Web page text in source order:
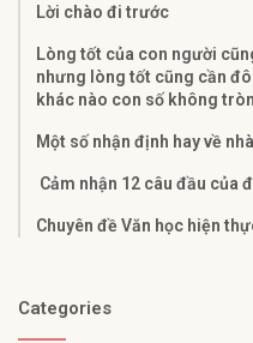
Lời chào đi trước
Lòng tốt của con người
nhưng lòng tốt cũng cần
khác nào con số không
Một số nhận định hay về
Cảm nhận 12 câu đầu của
Chuyên đề Văn học hiện
Categories